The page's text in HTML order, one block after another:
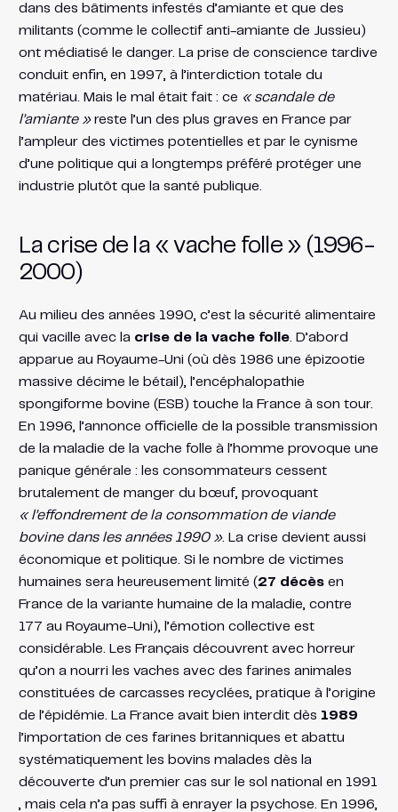
dans des bâtiments infestés d’amiante et que des
militants (comme le collectif anti-amiante de Jussieu)
ont médiatisé le danger. La prise de conscience tardive
conduit enfin, en 1997, à l’interdiction totale du
matériau. Mais le mal était fait : ce « scandale de
l’amiante »reste l’un des plus graves en France par
l’ampleur des victimes potentielles et par le cynisme
d’une politique qui a longtemps préféré protéger une
industrie plutôt que la santé publique.
La crise de la « vache folle » (1996-
2000)
Au milieu des années 1990, c’est la sécurité alimentaire
qui vacille avec la crise de la vache folle. D’abord
apparue au Royaume-Uni (où dès 1986 une épizootie
massive décime le bétail), l’encéphalopathie
spongiforme bovine (ESB) touche la France à son tour.
En 1996, l’annonce officielle de la possible transmission
de la maladie de la vache folle à l’homme provoque une
panique générale : les consommateurs cessent
brutalement de manger du bœuf, provoquant
« l’effondrement de la consommation de viande
bovine dans les années 1990 »​. La crise devient aussi
économique et politique. Si le nombre de victimes
humaines sera heureusement limité (27 décèsen
France de la variante humaine de la maladie, contre
177 au Royaume-Uni​), l’émotion collective est
considérable. Les Français découvrent avec horreur
qu’on a nourri les vaches avec des farines animales
constituées de carcasses recyclées, pratique à l’origine
de l’épidémie. La France avait bien interdit dès 1989
l’importation de ces farines britanniques​ et abattu
systématiquement les bovins malades dès la
découverte d’un premier cas sur le sol national en 1991​
, mais cela n’a pas suffi à enrayer la psychose. En 1996,